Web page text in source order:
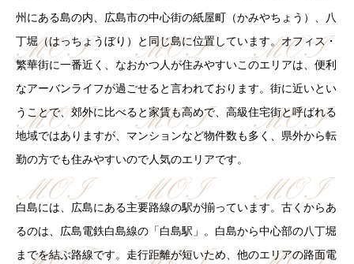
州にある島の内、広島市の中心街の紙屋町（かみやちょう）、八
丁堀（はっちょうぼり）と同じ島に位置しています。オフィス・
繁華街に一番近く、なおかつ人が住みやすいこのエリアは、便利
なアーバンライフが過ごせると言われております。街に近いとい
うことで、郊外に比べると家賃も高めで、高級住宅街と呼ばれる
地域ではありますが、マンションなど物件数も多く、県外から転
勤の方でも住みやすいので人気のエリアです。
白島には、広島にある主要路線の駅が揃っています。古くからあ
るのは、広島電鉄白島線の「白島駅」。白島から中心部の八丁堀
までを結ぶ路線です。走行距離が短いため、他のエリアの路面電